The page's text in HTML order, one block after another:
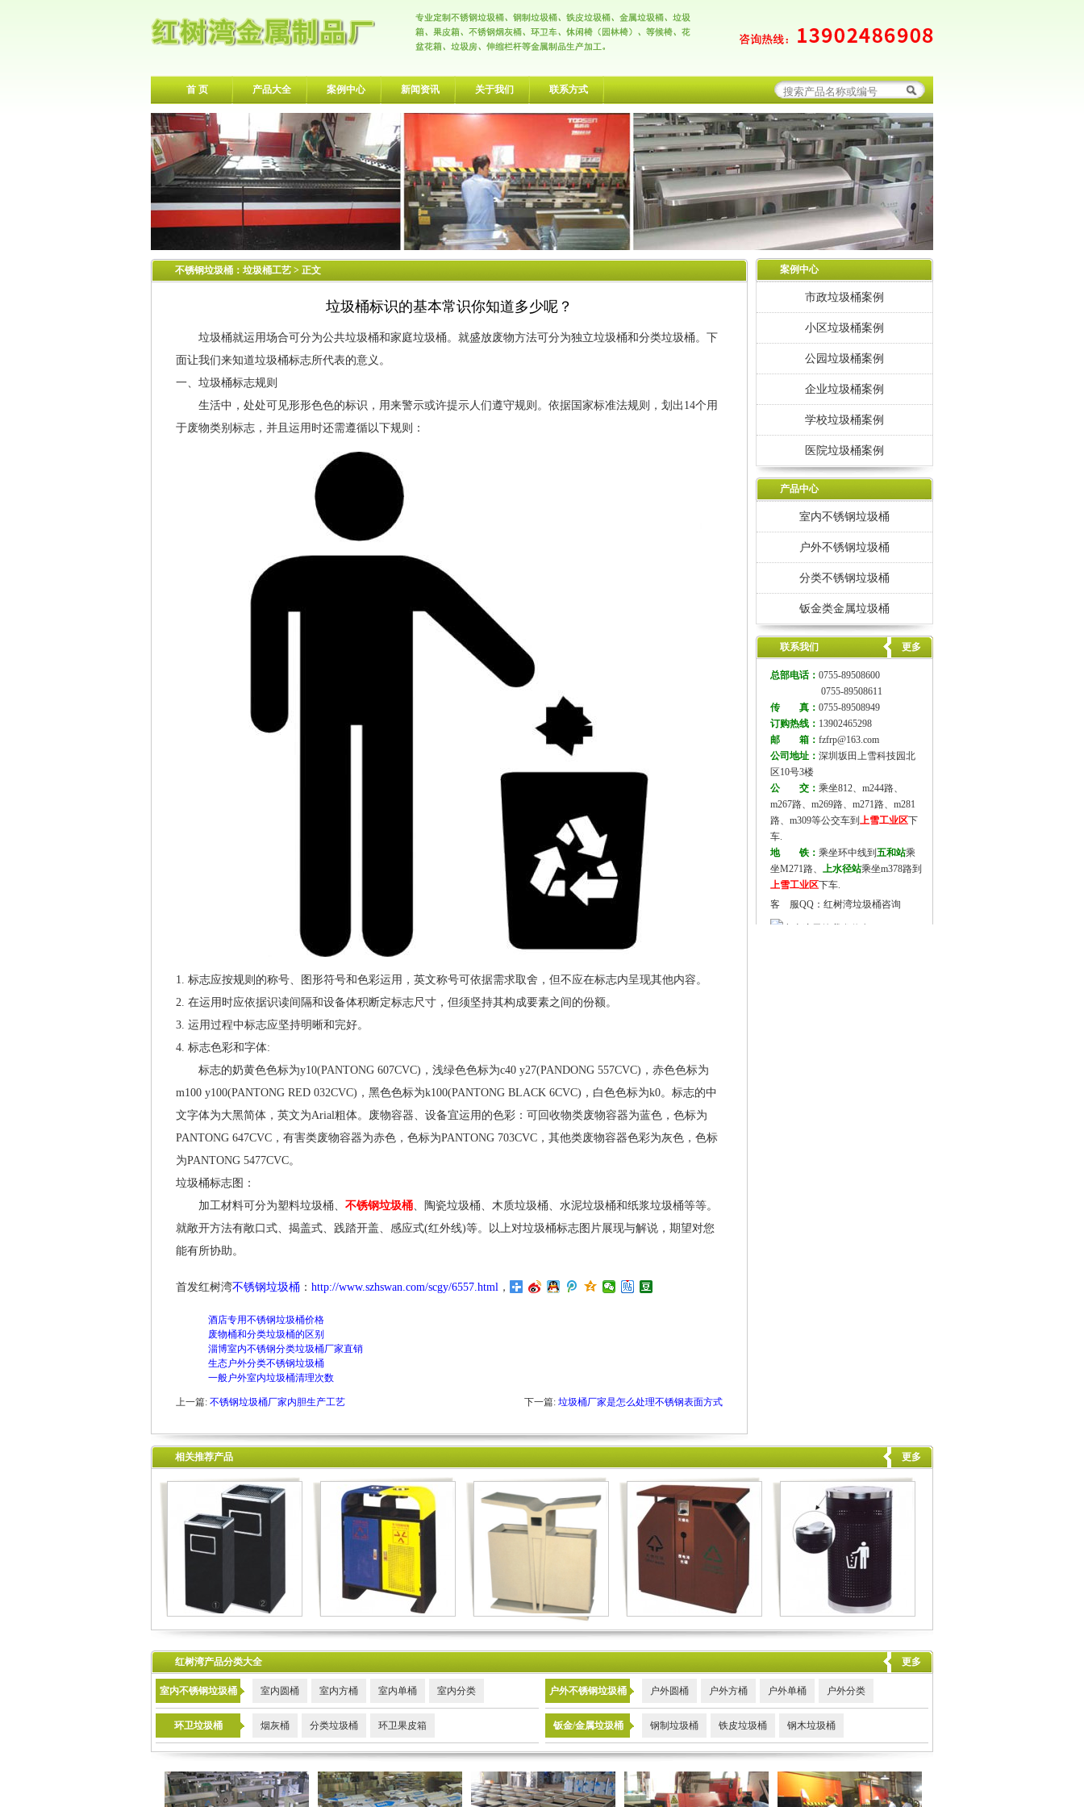
首 页 产品大全 案例中心 新闻资讯 关于我们 联系方式
不锈钢垃圾桶 ： 垃圾桶工艺 > 正文
垃圾桶标识的基本常识你知道多少呢？
垃圾桶就运用场合可分为公共垃圾桶和家庭垃圾桶。就盛放废物方法可分为独立垃圾桶和分类垃圾桶。下
面让我们来知道垃圾桶标志所代表的意义。
一、垃圾桶标志规则
生活中，处处可见形形色色的标识，用来警示或许提示人们遵守规则。依据国家标准法规则，划出14个用
于废物类别标志，并且运用时还需遵循以下规则：
1. 标志应按规则的称号、图形符号和色彩运用，英文称号可依据需求取舍，但不应在标志内呈现其他内容。
2. 在运用时应依据识读间隔和设备体积断定标志尺寸，但须坚持其构成要素之间的份额。
3. 运用过程中标志应坚持明晰和完好。
4. 标志色彩和字体:
标志的奶黄色色标为y10(PANTONG 607CVC)，浅绿色色标为c40 y27(PANDONG 557CVC)，赤色色标为
m100 y100(PANTONG RED 032CVC)，黑色色标为k100(PANTONG BLACK 6CVC)，白色色标为k0。标志的中
文字体为大黑简体，英文为Arial粗体。废物容器、设备宜运用的色彩：可回收物类废物容器为蓝色，色标为
PANTONG 647CVC，有害类废物容器为赤色，色标为PANTONG 703CVC，其他类废物容器色彩为灰色，色标
为PANTONG 5477CVC。
垃圾桶标志图：
加工材料可分为塑料垃圾桶、 不锈钢垃圾桶、陶瓷垃圾桶、木质垃圾桶、水泥垃圾桶和纸浆垃圾桶等等。
就敞开方法有敞口式、揭盖式、践踏开盖、感应式(红外线)等。以上对垃圾桶标志图片展现与解说，期望对您
能有所协助。
首发红树湾不锈钢垃圾桶 ： http://www.szhswan.com/scgy/6557.html ，
酒店专用不锈钢垃圾桶价格
废物桶和分类垃圾桶的区别
淄博室内不锈钢分类垃圾桶厂家直销
生态户外分类不锈钢垃圾桶
一般户外室内垃圾桶清理次数
上一篇: 不锈钢垃圾桶厂家内胆生产工艺 下一篇: 垃圾桶厂家是怎么处理不锈钢表面方式
案例中心
市政垃圾桶案例
小区垃圾桶案例
公园垃圾桶案例
企业垃圾桶案例
学校垃圾桶案例
医院垃圾桶案例
产品中心
室内不锈钢垃圾桶
户外不锈钢垃圾桶
分类不锈钢垃圾桶
钣金类金属垃圾桶
相关推荐产品 更多
红树湾产品分类大全 更多
室内不锈钢垃圾桶 室内圆桶 室内方桶 室内单桶 室内分类
环卫垃圾桶 烟灰桶 分类垃圾桶 环卫果皮箱
户外不锈钢垃圾桶 户外圆桶 户外方桶 户外单桶 户外分类
钣金/金属垃圾桶 钢制垃圾桶 铁皮垃圾桶 钢木垃圾桶